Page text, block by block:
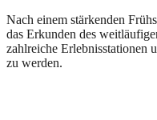
Nach einem stärkenden
das Erkunden des
zahlreiche Erlebnisstationen
zu werden.